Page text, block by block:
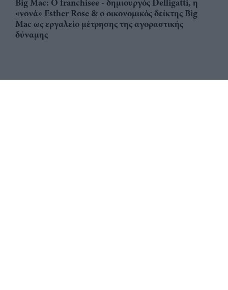
Big Mac: Ο franchisee - δημιουργός Delligatti, η
«νονά» Esther Rose & ο οικονομικός δείκτης Big
Mac ως εργαλείο μέτρησης της αγοραστικής
δύναμης